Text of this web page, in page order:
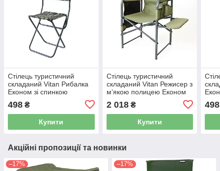
Стілець туристичний
складаний Vitan Рибалка
Економ зі спинкою
походів та пікніка
498 ₴
Купити
Стілець туристичний
складаний Vitan Режисер з
м’якою полицею Економ
2010067 для риболовлі,
походів та пікніка
2 018₴
Купити
498
Акційні пропозиції та новинки
–17% –17%